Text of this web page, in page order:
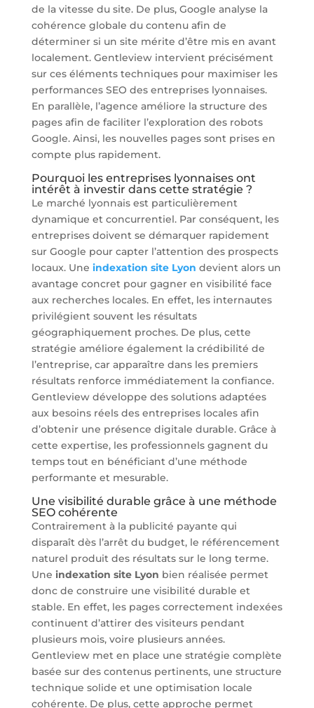
de la vitesse du site. De plus, Google analyse la
cohérence globale du contenu afin de
déterminer si un site mérite d’être mis en avant
localement. Gentleview intervient précisément
sur ces éléments techniques pour maximiser les
performances SEO des entreprises lyonnaises.
En parallèle, l’agence améliore la structure des
pages afin de faciliter l’exploration des robots
Google. Ainsi, les nouvelles pages sont prises en
compte plus rapidement.
Pourquoi les entreprises lyonnaises ont
intérêt à investir dans cette stratégie ?
Le marché lyonnais est particulièrement
dynamique et concurrentiel. Par conséquent, les
entreprises doivent se démarquer rapidement
sur Google pour capter l’attention des prospects
locaux. Une indexation site Lyon devient alors un
avantage concret pour gagner en visibilité face
aux recherches locales. En effet, les internautes
privilégient souvent les résultats
géographiquement proches. De plus, cette
stratégie améliore également la crédibilité de
l’entreprise, car apparaître dans les premiers
résultats renforce immédiatement la confiance.
Gentleview développe des solutions adaptées
aux besoins réels des entreprises locales afin
d’obtenir une présence digitale durable. Grâce à
cette expertise, les professionnels gagnent du
temps tout en bénéficiant d’une méthode
performante et mesurable.
Une visibilité durable grâce à une méthode
SEO cohérente
Contrairement à la publicité payante qui
disparaît dès l’arrêt du budget, le référencement
naturel produit des résultats sur le long terme.
Une indexation site Lyon bien réalisée permet
donc de construire une visibilité durable et
stable. En effet, les pages correctement indexées
continuent d’attirer des visiteurs pendant
plusieurs mois, voire plusieurs années.
Gentleview met en place une stratégie complète
basée sur des contenus pertinents, une structure
technique solide et une optimisation locale
cohérente. De plus, cette approche permet